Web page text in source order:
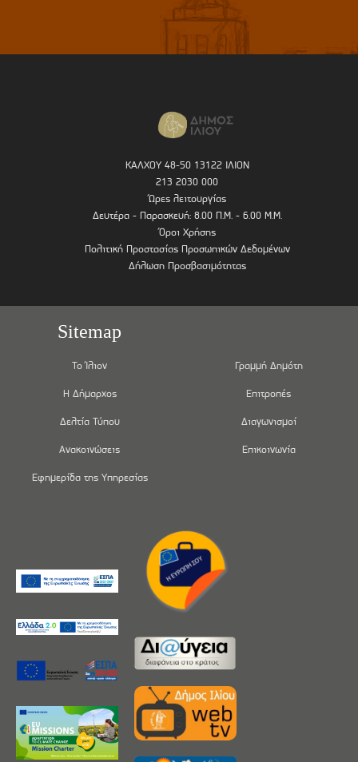
ΚΑΛΧΟΥ 48-50 13122 ΙΛΙΟΝ
213 2030 000
Ώρες λειτουργίας
Δευτέρα - Παρασκευή: 8.00 Π.Μ. - 6.00 Μ.Μ.
Όροι Χρήσης
Πολιτική Προστασίας Προσωπικών Δεδομένων
Δήλωση Προσβασιμότητας
Sitemap
Το Ίλιον
Η Δήμαρχος
Δελτία Τύπου
Ανακοινώσεις
Εφημερίδα της Υπηρεσίας
Γραμμή Δημότη
Επιτροπές
Διαγωνισμοί
Επικοινωνία